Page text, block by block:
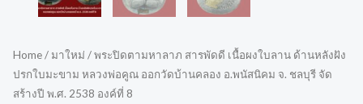
Home/ มาใหม่ / พระปิดตามหาลาภ สารพัดดี เนื้อผงใบลาน ด้านหลังฝัง
ปรกใบมะขาม หลวงพ่อคูณ ออกวัดบ้านคลอง อ.พนัสนิคม จ. ชลบุรี จัด
สร้างปี พ.ศ. 2538 องค์ที่ 8